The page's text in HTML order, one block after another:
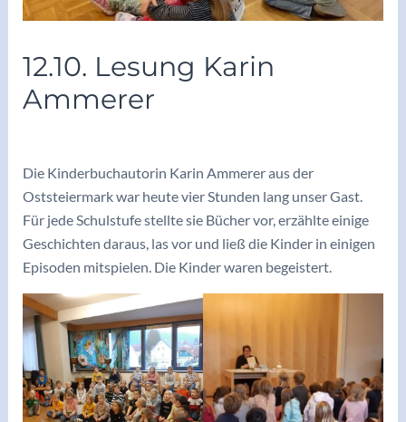
12.10. Lesung Karin
Ammerer
Die Kinderbuchautorin Karin Ammerer aus der
Oststeiermark war heute vier Stunden lang unser Gast.
Für jede Schulstufe stellte sie Bücher vor, erzählte einige
Geschichten daraus, las vor und ließ die Kinder in einigen
Episoden mitspielen. Die Kinder waren begeistert.